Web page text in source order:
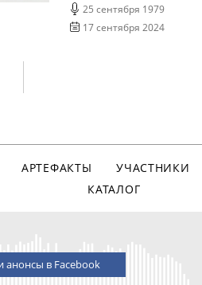
25 сентября 1979
17 сентября 2024
АРТЕФАКТЫ
УЧАСТНИКИ
КАТАЛОГ
анонсы в Facebook